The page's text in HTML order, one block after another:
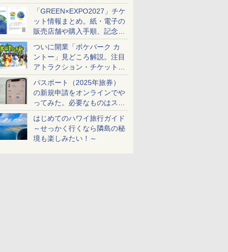
め
「GREEN×EXPO2027」チケ
ット情報まとめ。紙・電子の
販売店舗や購入手順、記念チ
ケットも解説
ついに開業「ポケパーク カ
ントー」見どころ解説。注目
アトラクション・チケット手
配・来場前に必要な準備は？
パスポート（2025年旅券）
の新規申請をオンラインでや
ってみた。必要なものはスマ
ホとマイナカードのみ
はじめてのハワイ旅行ガイド
～せっかく行くなら隣島の秘
境も楽しみたい！～